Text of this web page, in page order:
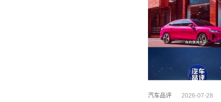
汽车品评 2026-07-28